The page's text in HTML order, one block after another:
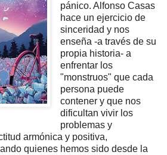
pánico. Alfonso Casas
hace un ejercicio de
sinceridad y nos
enseña -a través de su
propia historia- a
enfrentar los
"monstruos" que cada
persona puede
contener y que nos
dificultan vivir los
problemas y
armónica y positiva,
quienes hemos sido desde la